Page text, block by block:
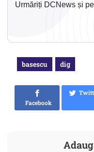
Urmăriți DCNews și pe
basescu dig
Facebook